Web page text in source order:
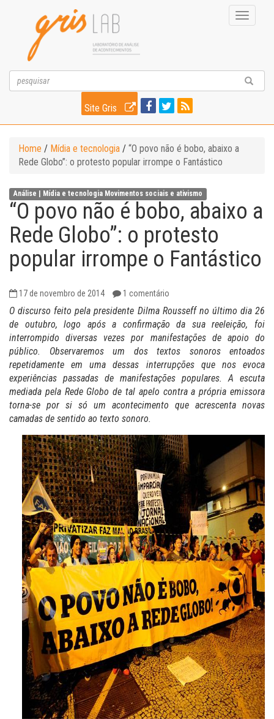
Toggle
Site Gris
Home / Mídia e tecnologia / “O povo não é bobo, abaixo a
Rede Globo”: o protesto popular irrompe o Fantástico
Análise | Mídia e tecnologia Movimentos sociais e ativismo
“O povo não é bobo, abaixo a
Rede Globo”: o protesto
popular irrompe o Fantástico
17 de novembro de 2014 1 comentário
O discurso feito pela presidente Dilma Rousseff no último dia 26
de outubro, logo após a confirmação da sua reeleição, foi
interrompido diversas vezes por manifestações de apoio do
público. Observaremos um dos textos sonoros entoados
repetidamente em uma dessas interrupções que nos evoca
experiências passadas de manifestações populares. A escuta
mediada pela Rede Globo de tal apelo contra a própria emissora
torna-se por si só um acontecimento que acrescenta novas
camadas de sentido ao texto sonoro.